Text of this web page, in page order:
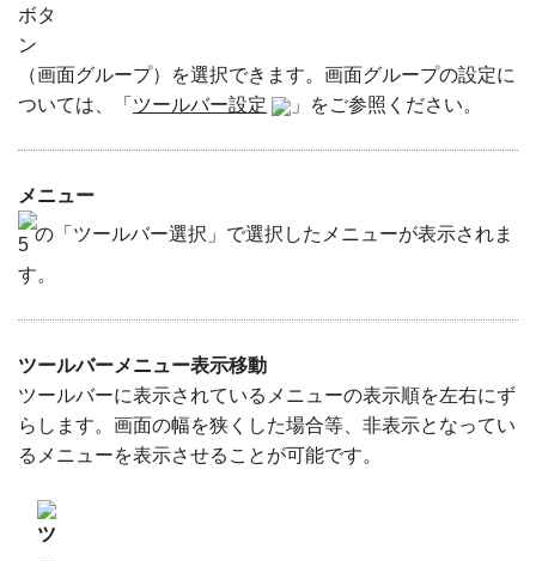
（画面グループ）を選択できます。画面グループの設定に
ついては、「 ツールバー設定 」をご参照ください。
メニュー
の「ツールバー選択」で選択したメニューが表示されま
す。
ツールバーメニュー表示移動
ツールバーに表示されているメニューの表示順を左右にず
らします。画面の幅を狭くした場合等、非表示となってい
るメニューを表示させることが可能です。